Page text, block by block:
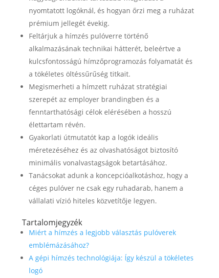
nyomtatott logóknál, és hogyan őrzi meg a ruházat
prémium jellegét évekig.
Feltárjuk a hímzés pulóverre történő
alkalmazásának technikai hátterét, beleértve a
kulcsfontosságú hímzőprogramozás folyamatát és
a tökéletes öltéssűrűség titkait.
Megismerheti a hímzett ruházat stratégiai
szerepét az employer brandingben és a
fenntarthatósági célok elérésében a hosszú
élettartam révén.
Gyakorlati útmutatót kap a logók ideális
méretezéséhez és az olvashatóságot biztosító
minimális vonalvastagságok betartásához.
Tanácsokat adunk a koncepcióalkotáshoz, hogy a
céges pulóver ne csak egy ruhadarab, hanem a
vállalati vízió hiteles közvetítője legyen.
Tartalomjegyzék
Miért a hímzés a legjobb választás pulóverek
emblémázásához?
A gépi hímzés technológiája: Így készül a tökéletes
logó